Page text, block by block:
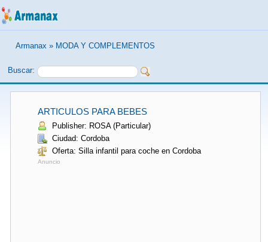
Armanax » MODA Y COMPLEMENTOS
Buscar:
ARTICULOS PARA BEBES
Publisher: ROSA (Particular)
Ciudad: Cordoba
Oferta: Silla infantil para coche en Cordoba
Anuncio